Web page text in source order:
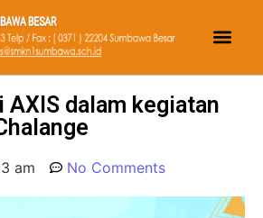
AXIS dalam kegiatan
am No Comments